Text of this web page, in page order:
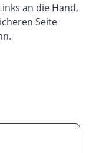
an die Hand,
Seite